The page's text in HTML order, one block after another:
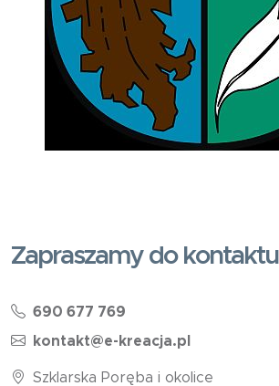
Zapraszamy do kontaktu
690 677 769
kontakt@e-kreacja.pl
Szklarska Poręba i okolice